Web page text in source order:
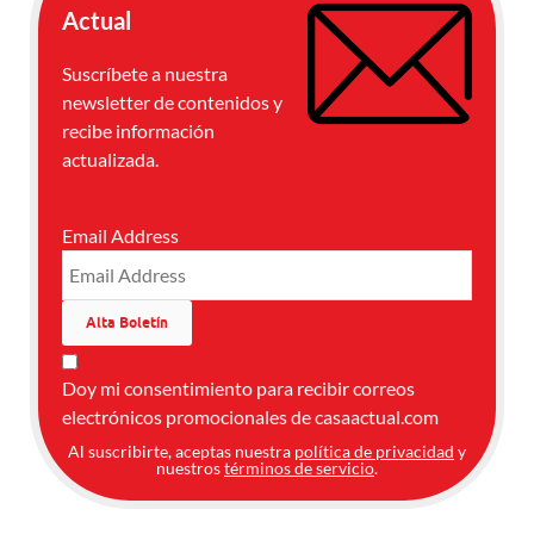
Actual
Suscríbete a nuestra
newsletter de contenidos y
recibe información
actualizada.
Email Address
Doy mi consentimiento para recibir correos
electrónicos promocionales de casaactual.com
Al suscribirte, aceptas nuestra política de privacidad y
nuestrostérminos de servicio.